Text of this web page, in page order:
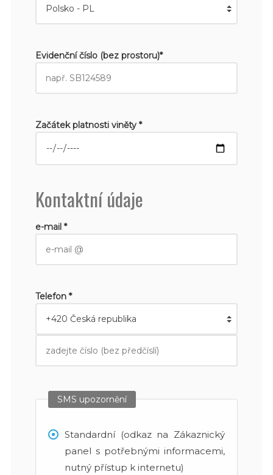
Evidenční číslo (bez prostoru)*
Začátek platnosti viněty *
Kontaktní údaje
e-mail *
Telefon *
SMS upozornění
Standardní (odkaz na Zákaznický
panel s potřebnými informacemi,
nutný přístup k internetu)